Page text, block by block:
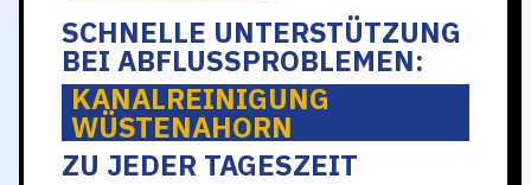
SCHNELLE UNTERSTÜTZUNG
BEI ABFLUSSPROBLEMEN:
KANALREINIGUNG
WÜSTENAHORN
ZU JEDER TAGESZEIT